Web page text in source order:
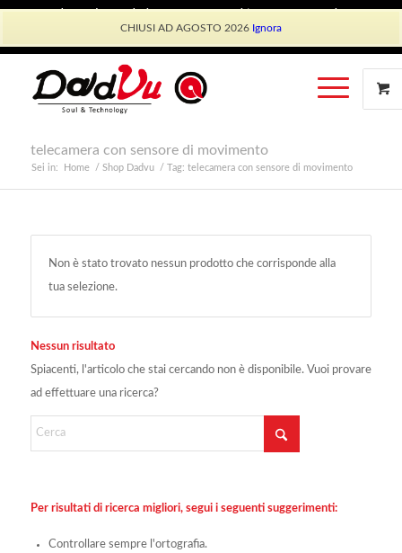
CHIUSI AD AGOSTO 2026 Ignora
telecamera con sensore di movimento
Sei in: Home / Shop Dadvu / Tag: telecamera con sensore di movimento
Non è stato trovato nessun prodotto che corrisponde alla
tua selezione.
Nessun risultato
Spiacenti, l'articolo che stai cercando non è disponibile. Vuoi provare
ad effettuare una ricerca?
Per risultati di ricerca migliori, segui i seguenti suggerimenti:
Controllare sempre l'ortografia.